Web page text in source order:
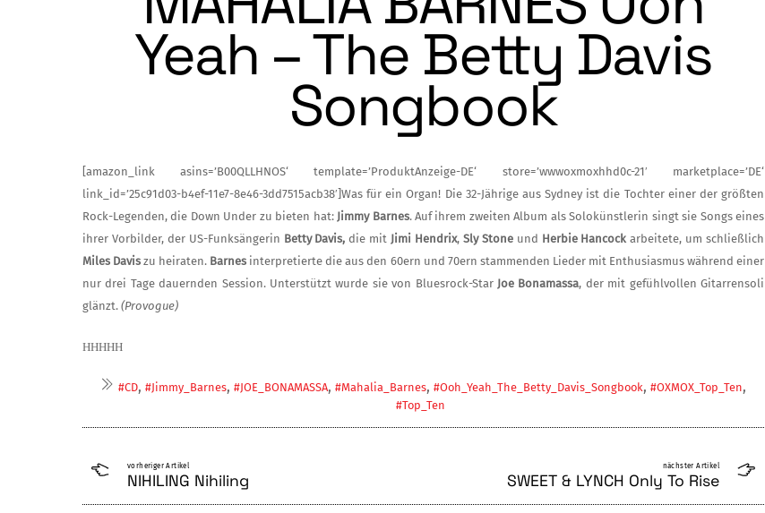
Yeah – The Betty Davis
Songbook
[amazon_link asins=’B00QLLHNOS‘ template=’ProduktAnzeige-DE‘ store=’wwwoxmoxhhd0c-21′ marketplace=’DE‘
link_id=’25c91d03-b4ef-11e7-8e46-3dd7515acb38′]Was für ein Organ! Die 32-Jährige aus Syd­ney ist die Tochter einer der größten
Rock-Legenden, die Down Under zu bieten hat: Jimmy Barnes. Auf ihrem zweiten Album als Solokünstlerin singt sie Songs eines
ihrer Vorbilder, der US-Funksängerin Betty Davis, die mit Jimi Hendrix, Sly Stoneund Herbie Hancock arbeitete, um schließlich
Miles Da­vis zu heiraten. Barnes interpretierte die aus den 60ern und 70ern stammenden Lieder mit Enthusiasmus während einer
nur drei Tage dauernden Session. Unterstützt wurde sie von Bluesrock-Star Joe Bonamassa, der mit ge­fühlvollen Gitarrensoli
glänzt. (Provogue)
HHHHH
#CD, #Jimmy_Barnes, #JOE_BONAMASSA, #Mahalia_Barnes, #Ooh_Yeah_The_Betty_Davis_Songbook, #OXMOX_Top_Ten,
#Top_Ten
vorheriger Artikel
NIHILING Nihiling
nächster Artikel
SWEET & LYNCH Only To Rise